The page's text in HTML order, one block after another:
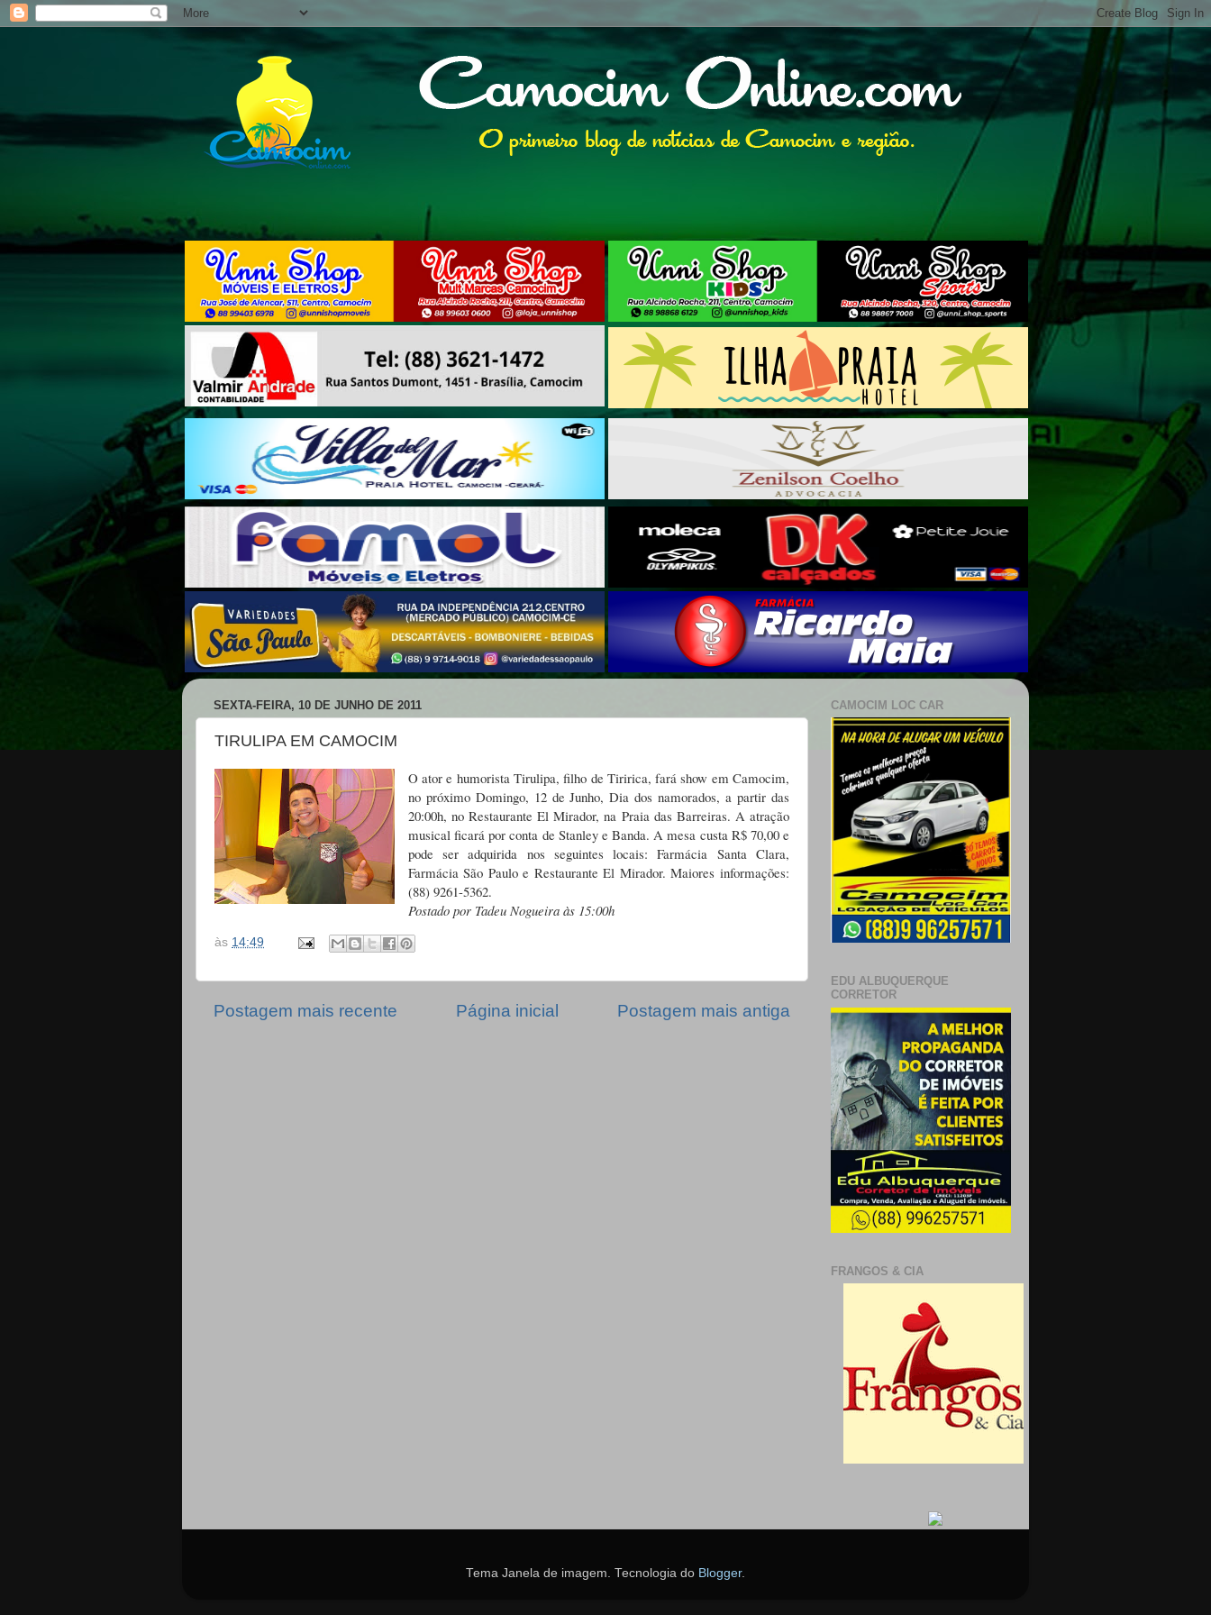
SEXTA-FEIRA, 10 DE JUNHO DE 2011
TIRULIPA EM CAMOCIM
O ator e humorista Tirulipa, filho de Tiririca, fará show em Camocim,
no próximo Domingo, 12 de Junho, Dia dos namorados, a partir das
20:00h, no Restaurante El Mirador, na Praia das Barreiras. A atração
musical ficará por conta de Stanley e Banda. A mesa custa R$ 70,00 e
pode ser adquirida nos seguintes locais: Farmácia Santa Clara,
Farmácia São Paulo e Restaurante El Mirador. Maiores informações:
(88) 9261-5362.
Postado por Tadeu Nogueira às 15:00h
às 14:49
Postagem mais recente Postagem mais antiga
Página inicial
CAMOCIM LOC CAR
EDU ALBUQUERQUE
CORRETOR
FRANGOS & CIA
Tema Janela de imagem. Tecnologia do Blogger.